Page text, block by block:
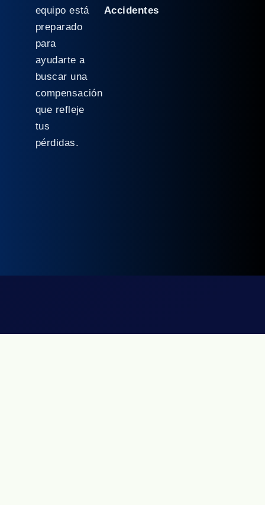
equipo está
preparado
para
ayudarte a
buscar una
compensación
que refleje
tus
pérdidas.
Accidentes